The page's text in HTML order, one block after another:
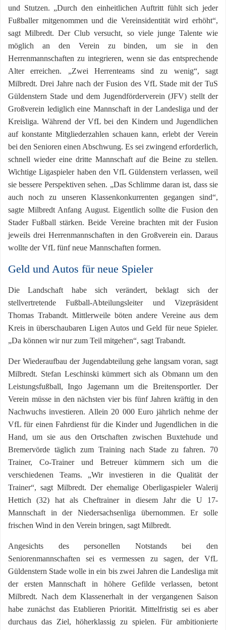
und Stutzen. „Durch den einheitlichen Auftritt fühlt sich jeder
Fußballer mitgenommen und die Vereinsidentität wird erhöht“,
sagt Milbredt. Der Club versucht, so viele junge Talente wie
möglich an den Verein zu binden, um sie in den
Herrenmannschaften zu integrieren, wenn sie das entsprechende
Alter erreichen. „Zwei Herrenteams sind zu wenig“, sagt
Milbredt. Drei Jahre nach der Fusion des VfL Stade mit der TuS
Güldenstern Stade und dem Jugendförderverein (JFV) stellt der
Großverein lediglich eine Mannschaft in der Landesliga und der
Kreisliga. Während der VfL bei den Kindern und Jugendlichen
auf konstante Mitgliederzahlen schauen kann, erlebt der Verein
bei den Senioren einen Abschwung. Es sei zwingend erforderlich,
schnell wieder eine dritte Mannschaft auf die Beine zu stellen.
Wichtige Ligaspieler haben den VfL Güldenstern verlassen, weil
sie bessere Perspektiven sehen. „Das Schlimme daran ist, dass sie
auch noch zu unseren Klassenkonkurrenten gegangen sind“,
sagte Milbredt Anfang August. Eigentlich sollte die Fusion den
Stader Fußball stärken. Beide Vereine brachten mit der Fusion
jeweils drei Herrenmannschaften in den Großverein ein. Daraus
wollte der VfL fünf neue Mannschaften formen.
Geld und Autos für neue Spieler
Die Landschaft habe sich verändert, beklagt sich der
stellvertretende Fußball-Abteilungsleiter und Vizepräsident
Thomas Trabandt. Mittlerweile böten andere Vereine aus dem
Kreis in überschaubaren Ligen Autos und Geld für neue Spieler.
„Da können wir nur zum Teil mitgehen“, sagt Trabandt.
Der Wiederaufbau der Jugendabteilung gehe langsam voran, sagt
Milbredt. Stefan Leschinski kümmert sich als Obmann um den
Leistungsfußball, Ingo Jagemann um die Breitensportler. Der
Verein müsse in den nächsten vier bis fünf Jahren kräftig in den
Nachwuchs investieren. Allein 20 000 Euro jährlich nehme der
VfL für einen Fahrdienst für die Kinder und Jugendlichen in die
Hand, um sie aus den Ortschaften zwischen Buxtehude und
Bremervörde täglich zum Training nach Stade zu fahren. 70
Trainer, Co-Trainer und Betreuer kümmern sich um die
verschiedenen Teams. „Wir investieren in die Qualität der
Trainer“, sagt Milbredt. Der ehemalige Oberligaspieler Walerij
Hettich (32) hat als Cheftrainer in diesem Jahr die U 17-
Mannschaft in der Niedersachsenliga übernommen. Er solle
frischen Wind in den Verein bringen, sagt Milbredt.
Angesichts des personellen Notstands bei den
Seniorenmannschaften sei es vermessen zu sagen, der VfL
Güldenstern Stade wolle in ein bis zwei Jahren die Landesliga mit
der ersten Mannschaft in höhere Gefilde verlassen, betont
Milbredt. Nach dem Klassenerhalt in der vergangenen Saison
habe zunächst das Etablieren Priorität. Mittelfristig sei es aber
durchaus das Ziel, höherklassig zu spielen. Für ambitionierte